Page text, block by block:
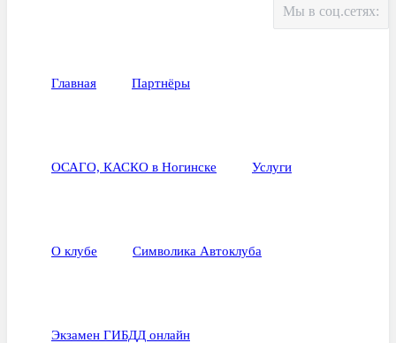
Мы в соц.сетях:
Главная Партнёры
ОСАГО, КАСКО в Ногинске Услуги
О клубе Символика Автоклуба
Экзамен ГИБДД онлайн